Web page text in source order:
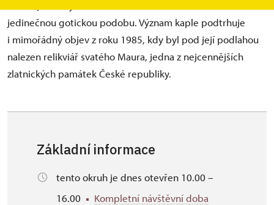
jedinečnou gotickou podobu. Význam kaple podtrhuje
i mimořádný objev z roku 1985, kdy byl pod její podlahou
nalezen relikviář svatého Maura, jedna z nejcennějších
zlatnických památek České republiky.
Základní informace
tento okruh je dnes otevřen 10.00 –
16.00
Kompletní návštěvní doba